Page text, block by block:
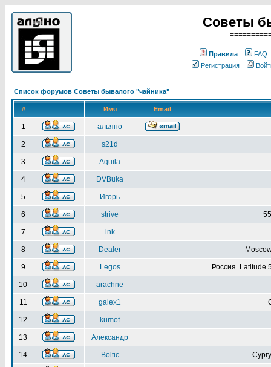
Советы
Правила
FAQ
Регистрация
Список форумов Советы бывалого "чайника"
# Имя Email
1 альяно
2 s21d
3 Aquila
4 DVBuka
5 Игорь
6 strive
7 lnk
8 Dealer
9 Legos Россия. Latitude
10 arachne
11 galex1
12 kumof
13 Александр
14 Boltic